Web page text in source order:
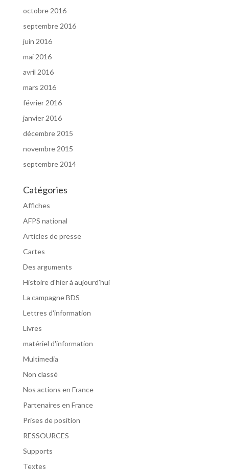
octobre 2016
septembre 2016
juin 2016
mai 2016
avril 2016
mars 2016
février 2016
janvier 2016
décembre 2015
novembre 2015
septembre 2014
Catégories
Affiches
AFPS national
Articles de presse
Cartes
Des arguments
Histoire d'hier à aujourd'hui
La campagne BDS
Lettres d'information
Livres
matériel d'information
Multimedia
Non classé
Nos actions en France
Partenaires en France
Prises de position
RESSOURCES
Supports
Textes